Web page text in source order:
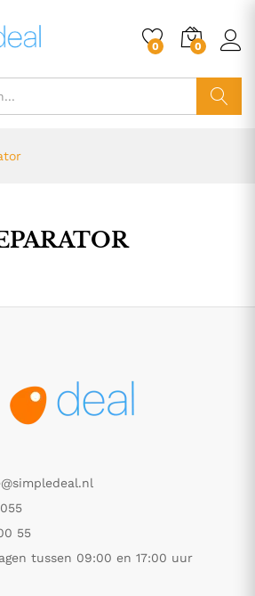
0 0
55
tussen 09:00 en 17:00 uur